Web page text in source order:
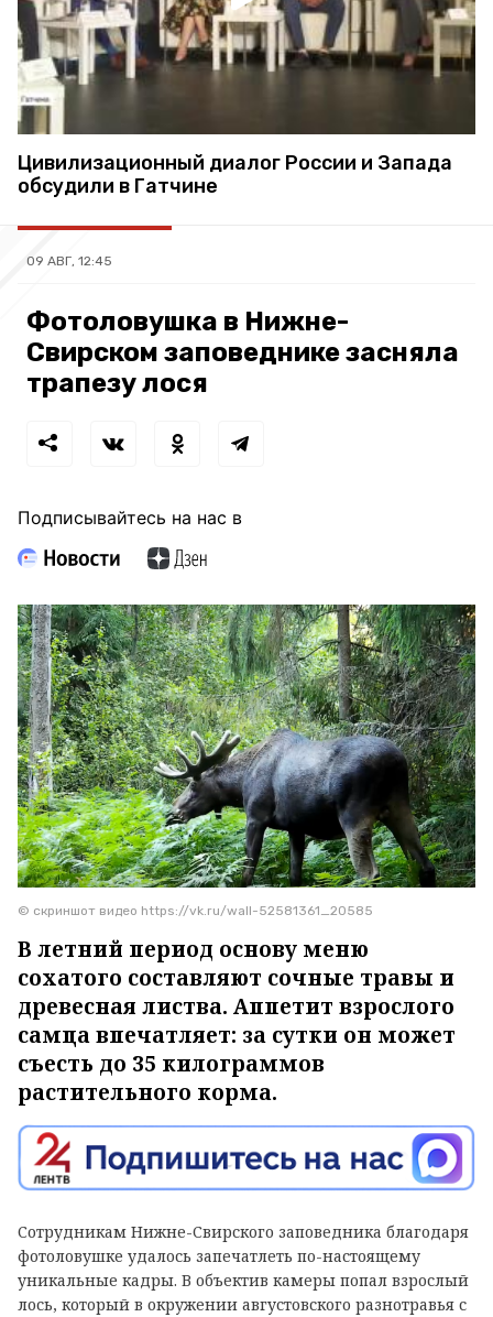
Цивилизационный диалог России и Запада
обсудили в Гатчине
09 АВГ, 12:45
Фотоловушка в Нижне-
Свирском заповеднике засняла
трапезу лося
Подписывайтесь на нас в
© скриншот видео https://vk.ru/wall-52581361_20585
В летний период основу меню
сохатого составляют сочные травы и
древесная листва. Аппетит взрослого
самца впечатляет: за сутки он может
съесть до 35 килограммов
растительного корма.
Сотрудникам Нижне-Свирского заповедника благодаря
фотоловушке удалось запечатлеть по-настоящему
уникальные кадры. В объектив камеры попал взрослый
лось, который в окружении августовского разнотравья с